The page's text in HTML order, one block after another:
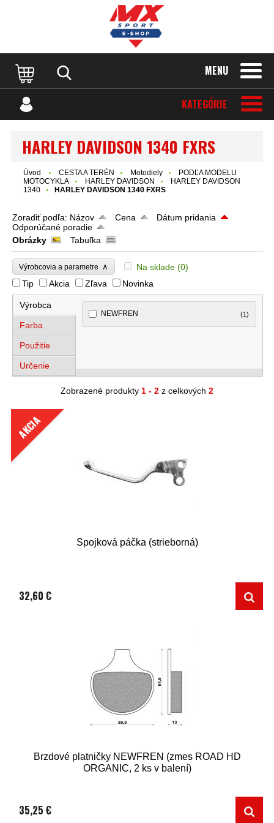
MENU
KATEGÓRIE
HARLEY DAVIDSON 1340 FXRS
Úvod CESTA A TERÉN Motodiely
PODĽA MODELU
MOTOCYKLA
HARLEY DAVIDSON
HARLEY DAVIDSON
1340
HARLEY DAVIDSON 1340 FXRS
Zoradiť podľa: Názov Cena
Dátum pridania
Odporúčané poradie
Obrázky
Tabuľka
Výrobcovia a parametre ∧ Na sklade (0)
Tip
Akcia Zľava Novinka
Výrobca
Farba
Použitie
Určenie
NEWFREN (1)
Zobrazené produkty 1 - 2 z celkových 2
AKCIA
Spojková páčka (strieborná)
32,60 €
Brzdové platničky NEWFREN (zmes ROAD HD
ORGANIC, 2 ks v balení)
35,25 €